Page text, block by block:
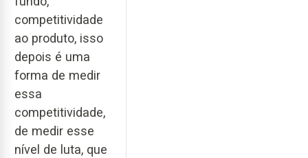
competitividade
ao produto, isso
depois é uma
forma de medir
essa
competitividade,
de medir esse
nível de luta, que